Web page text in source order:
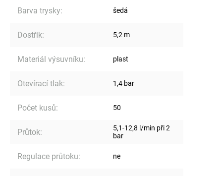
Barva trysky: šedá
Dostřik: 5,2 m
Materiál výsuvníku: plast
Otevírací tlak: 1,4 bar
Počet kusů: 50
Průtok:
5,1-12,8 l/min při 2
bar
Regulace průtoku: ne